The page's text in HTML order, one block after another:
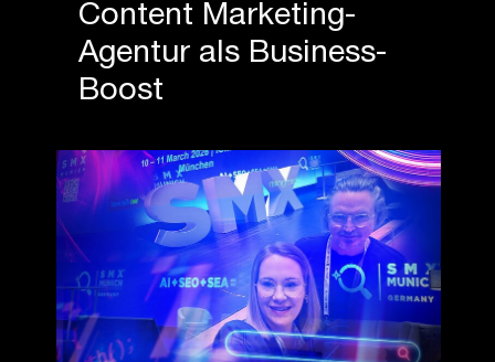
Content Marketing-
Agentur als Business-
Boost